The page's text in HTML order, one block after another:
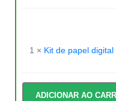
1 × Kit de papel
ADICIONAR AO